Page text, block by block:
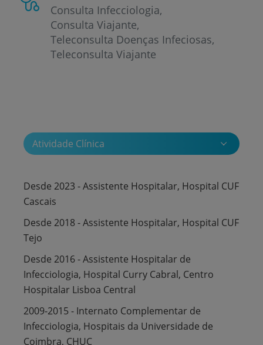
Consulta Infecciologia
Consulta Viajante
Teleconsulta Doenças Infeciosas
Teleconsulta Viajante
Atividade Clínica
Desde 2023 - Assistente Hospitalar, Hospital CUF
Cascais
Desde 2018 - Assistente Hospitalar, Hospital CUF
Tejo
Desde 2016 - Assistente Hospitalar de
Infecciologia, Hospital Curry Cabral, Centro
Hospitalar Lisboa Central
2009-2015 - Internato Complementar de
Infecciologia, Hospitais da Universidade de
Coimbra, CHUC